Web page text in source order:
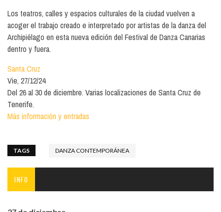
Los teatros, calles y espacios culturales de la ciudad vuelven a
acoger el trabajo creado e interpretado por artistas de la danza del
Archipiélago en esta nueva edición del Festival de Danza Canarias
dentro y fuera.
Santa Cruz
Vie, 27/12/24
Del 26 al 30 de diciembre. Varias localizaciones de Santa Cruz de
Tenerife.
Más información y entradas
TAGS DANZA CONTEMPORÁNEA
INFO